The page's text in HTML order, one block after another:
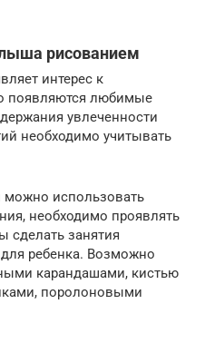
рисованием
интерес к
появляются любимые
увлеченности
необходимо учитывать
использовать
необходимо проявлять
сделать занятия
ребенка. Возможно
карандашами, кистью
поролоновыми